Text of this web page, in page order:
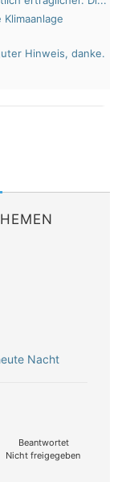
Hinweis, danke.
Nacht
Beantwortet
Nicht freigegeben